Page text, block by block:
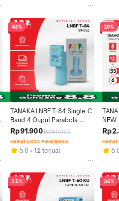
43%
TANAKA LNBF T-84 Single C
Band 4 Ouput Parabola
Sinyal Kuat Tahan Hujan
Original Garansi Resmi 1
Tahun
Rp91.900Rp160.000
Hemat s.d 3% Pakai Bonus
5.0 12 terjual
20%
Tahun
Hemat
35% 36%